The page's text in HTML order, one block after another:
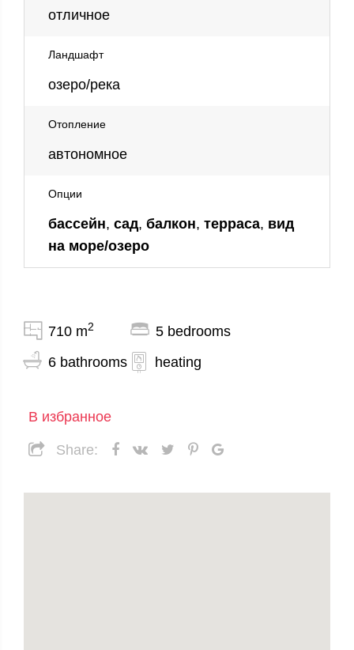
отличное
Ландшафт
озеро/река
Отопление
автономное
Опции
бассейн, сад, балкон, терраса, вид
на море/озеро
710 m2
6 bathrooms
5 bedrooms
heating
В избранное
Share: